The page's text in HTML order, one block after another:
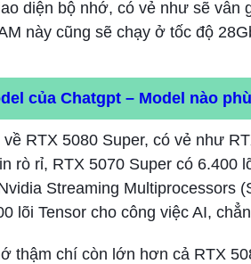
diện bộ nhớ, có vẻ như sẽ
này cũng sẽ chạy ở tốc độ
của Chatgpt – Model nào
RTX 5080 Super, có vẻ như
rò rỉ, RTX 5070 Super có 6.400
Streaming Multiprocessors
lõi Tensor cho công việc AI,
thậm chí còn lớn hơn cả RTX